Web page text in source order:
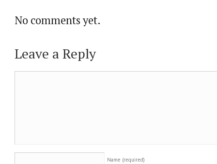
No comments yet.
Leave a Reply
Name (required)